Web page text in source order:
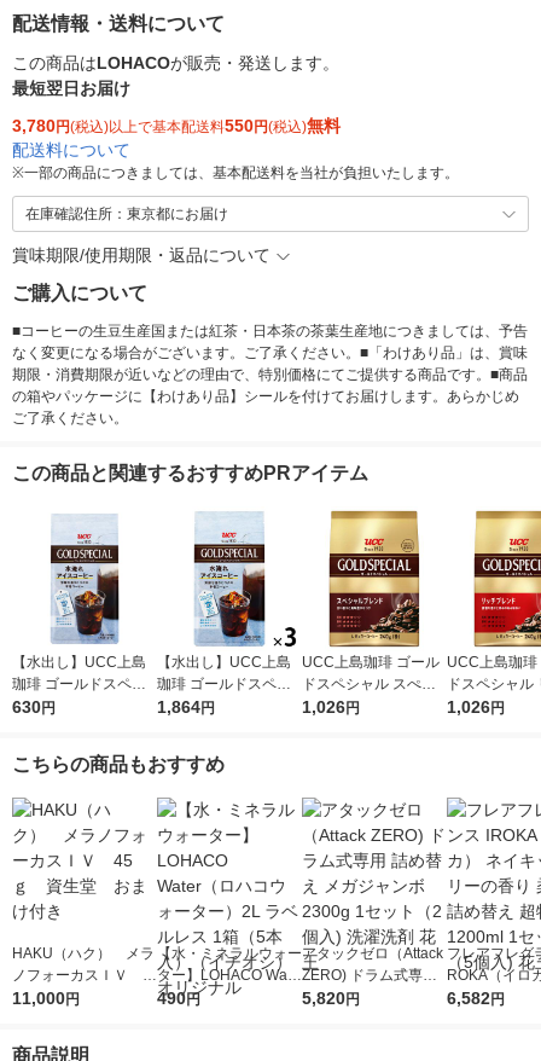
配送情報・送料について
この商品はLOHACOが販売・発送します。
最短翌日お届け
3,780円(税込)以上で基本配送料550円(税込)無料
配送料について
※一部の商品につきましては、基本配送料を当社が負担いたします。
在庫確認住所：東京都にお届け
賞味期限/使用期限・返品について
ご購入について
■コーヒーの生豆生産国または紅茶・日本茶の茶葉生産地につきましては、予告
なく変更になる場合がございます。ご了承ください。■「わけあり品」は、賞味
期限・消費期限が近いなどの理由で、特別価格にてご提供する商品です。■商品
の箱やパッケージに【わけあり品】シールを付けてお届けします。あらかじめ
ご了承ください。
この商品と関連するおすすめPRアイテム
【水出し】UCC上島
珈琲 ゴールドスペシ
ャル 水淹れアイスコ
630円
【水出し】UCC上島
珈琲 ゴールドスペシ
ャル 水淹れアイスコ
袋）
1,864円
UCC上島珈琲 ゴール
ドスペシャル スぺシ
ャルブレンド SAP 1
1,026円
UCC上島珈琲
ドスペシャル
ブレンド
1,026円
こちらの商品もおすすめ
HAKU（ハク） メラ
ノフォーカスＩＶ 4
5ｇ 資生堂 おまけ
11,000円
【水・ミネラルウォー
ター】LOHACO Wate
r（ロハコウォータ
490円
アタックゼロ（Attack
ZERO) ドラム式専用
詰め替え メガジャン
5,820円
フレアフレグ
ROKA（イロ
イキッドリリ
6,582円
商品説明